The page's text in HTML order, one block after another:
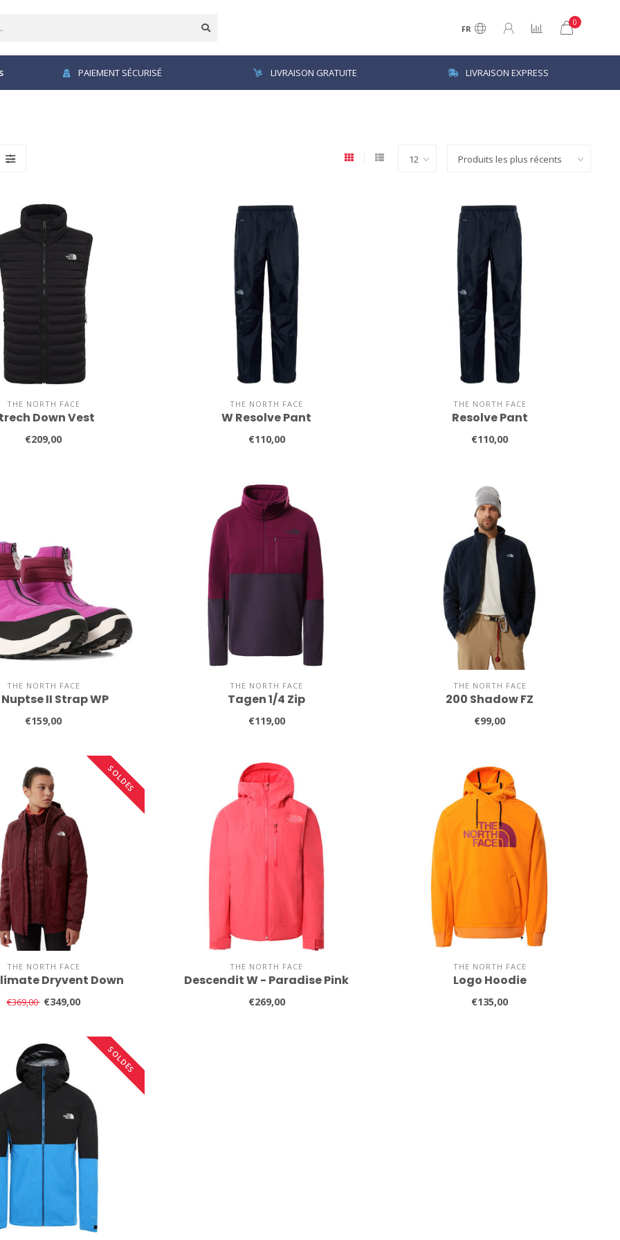
FR
0
PAIEMENT SÉCURISÉ LIVRAISON GRATUITE LIVRAISON EXPRESS
THE NORTH FACE
Down Vest
€209,00
THE NORTH FACE
W Resolve Pant
€110,00
THE NORTH FACE
Resolve Pant
€110,00
THE NORTH FACE
II Strap WP
€159,00
THE NORTH FACE
Tagen 1/4 Zip
€119,00
THE NORTH FACE
200 Shadow FZ
€99,00
SOLDES
THE NORTH FACE
Dryvent Down
€369,00 €349,00
THE NORTH FACE
Descendit W - Paradise Pink
€269,00
THE NORTH FACE
Logo Hoodie
€135,00
SOLDES